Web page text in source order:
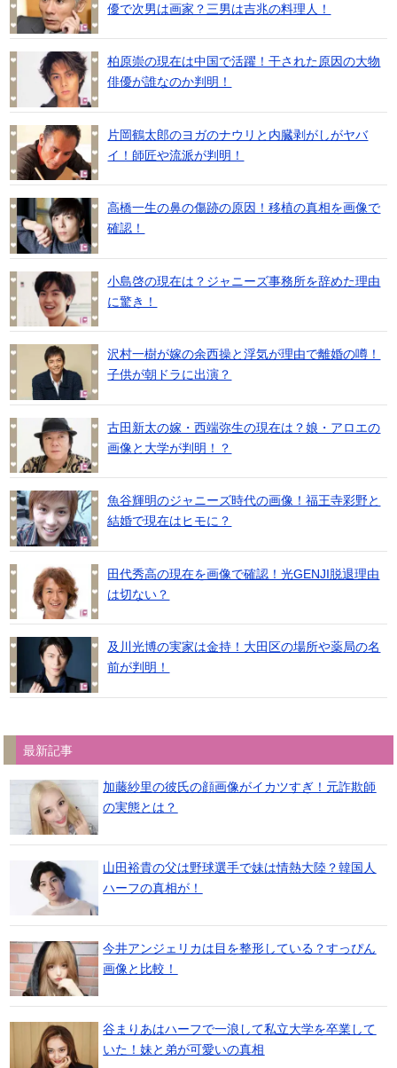
優で次男は画家？三男は吉兆の料理人！
柏原崇の現在は中国で活躍！干された原因の大物
俳優が誰なのか判明！
片岡鶴太郎のヨガのナウリと内臓剥がしがヤバ
イ！師匠や流派が判明！
高橋一生の鼻の傷跡の原因！移植の真相を画像で
確認！
小島啓の現在は？ジャニーズ事務所を辞めた理由
に驚き！
沢村一樹が嫁の余西操と浮気が理由で離婚の噂！
子供が朝ドラに出演？
古田新太の嫁・西端弥生の現在は？娘・アロエの
画像と大学が判明！？
魚谷輝明のジャニーズ時代の画像！福王寺彩野と
結婚で現在はヒモに？
田代秀高の現在を画像で確認！光GENJI脱退理由
は切ない？
及川光博の実家は金持！大田区の場所や薬局の名
前が判明！
最新記事
加藤紗里の彼氏の顔画像がイカツすぎ！元詐欺師
の実態とは？
山田裕貴の父は野球選手で妹は情熱大陸？韓国人
ハーフの真相が！
今井アンジェリカは目を整形している？すっぴん
画像と比較！
谷まりあはハーフで一浪して私立大学を卒業して
いた！妹と弟が可愛いの真相